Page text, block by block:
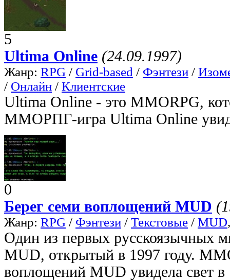
5
Ultima Online (24.09.1997)
Жанр: RPG / Grid-based / Фэнтези /
/ Онлайн / Клиентские
Ultima Online - это MMORPG,
ММОРПГ-игра Ultima Online
0
Берег семи воплощений MUD
Жанр: RPG / Фэнтези / Текстовые / MUD
Один из первых русскоязычных
MUD, открытый в 1997 году.
воплощений MUD увидела свет в